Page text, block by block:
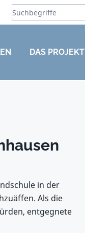
DAS PROJEKT
in der
Als die
entgegnete